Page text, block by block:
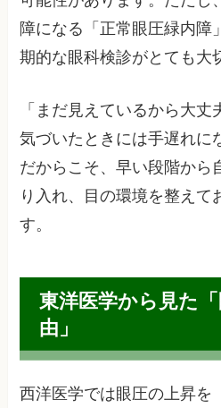
障になる「正常眼圧緑内障
期的な眼科検診がとても大
「まだ見えているから大丈
気づいたときには手遅れに
だからこそ、早い段階から
り入れ、目の環境を整えて
す。
東洋医学から見た
由」
西洋医学では眼圧の上昇を